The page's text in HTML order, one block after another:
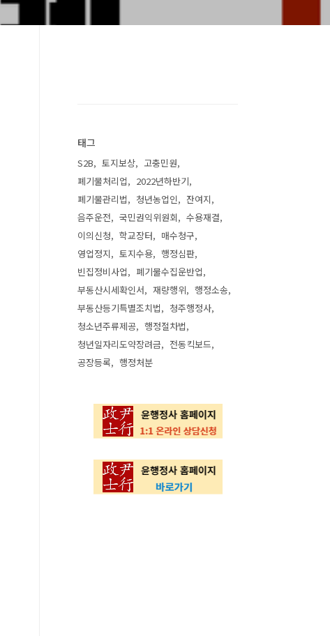
태그
S2B 토지보상
고충민원
폐기물처리업
2022년하반기
폐기물관리법
청년농업인
잔여지
음주운전
국민권익위원회
수용재결
이의신청
학교장터
매수청구
영업정지
토지수용
행정심판
빈집정비사업
폐기물수집운반업
부동산시세확인서
재량행위
행정소송
부동산등기특별조치법
청주행정사
청소년주류제공
행정절차법
청년일자리도약장려금
전동킥보드
공장등록
행정처분